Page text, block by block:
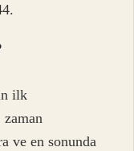
ilk
ve en sonunda